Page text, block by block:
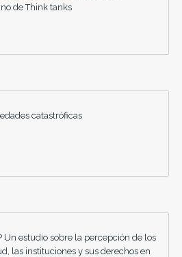
de Think tanks
catastróficas
Un estudio sobre la percepción de los
las instituciones y sus derechos en